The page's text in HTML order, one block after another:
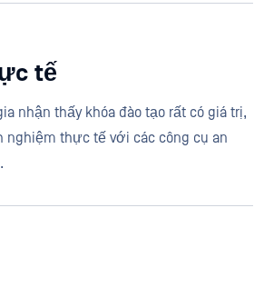
tế
nhận thấy khóa đào tạo rất có giá trị,
nghiệm thực tế với các công cụ an